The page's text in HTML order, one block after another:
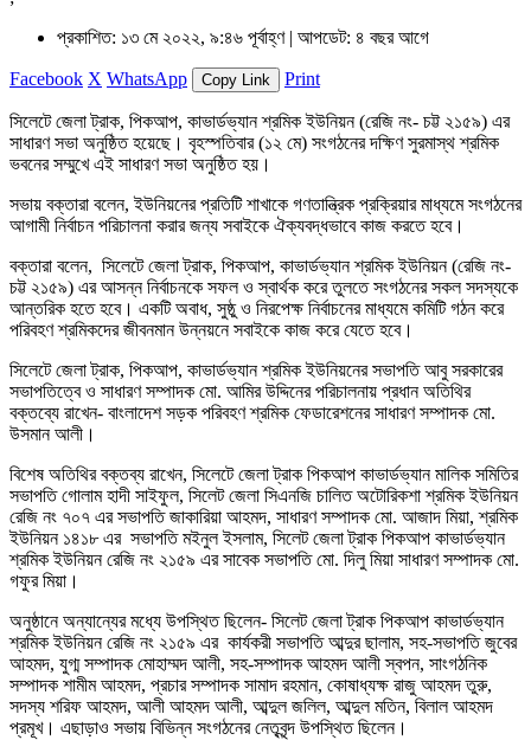
প্রকাশিত: ১৩ মে ২০২২, ৯:৪৬ পূর্বাহ্ণ | আপডেট: ৪ বছর আগে
Facebook X WhatsApp Copy Link Print
সিলেটে জেলা ট্রাক, পিকআপ, কাভার্ডভ্যান শ্রমিক ইউনিয়ন (রেজি নং- চট্ট ২১৫৯) এর
সাধারণ সভা অনুষ্ঠিত হয়েছে। বৃহস্পতিবার (১২ মে) সংগঠনের দক্ষিণ সুরমাস্থ শ্রমিক
ভবনের সম্মুখে এই সাধারণ সভা অনুষ্ঠিত হয়।
সভায় বক্তারা বলেন, ইউনিয়নের প্রতিটি শাখাকে গণতান্ত্রিক প্রক্রিয়ার মাধ্যমে সংগঠনের
আগামী নির্বাচন পরিচালনা করার জন্য সবাইকে ঐক্যবদ্ধভাবে কাজ করতে হবে।
বক্তারা বলেন, সিলেটে জেলা ট্রাক, পিকআপ, কাভার্ডভ্যান শ্রমিক ইউনিয়ন (রেজি নং-
চট্ট ২১৫৯) এর আসন্ন নির্বাচনকে সফল ও স্বার্থক করে তুলতে সংগঠনের সকল সদস্যকে
আন্তরিক হতে হবে। একটি অবাধ, সুষ্ঠু ও নিরপেক্ষ নির্বাচনের মাধ্যমে কমিটি গঠন করে
পরিবহণ শ্রমিকদের জীবনমান উন্নয়নে সবাইকে কাজ করে যেতে হবে।
সিলেটে জেলা ট্রাক, পিকআপ, কাভার্ডভ্যান শ্রমিক ইউনিয়নের সভাপতি আবু সরকারের
সভাপতিত্বে ও সাধারণ সম্পাদক মো. আমির উদ্দিনের পরিচালনায় প্রধান অতিথির
বক্তব্যে রাখেন- বাংলাদেশ সড়ক পরিবহণ শ্রমিক ফেডারেশনের সাধারণ সম্পাদক মো.
উসমান আলী।
বিশেষ অতিথির বক্তব্য রাখেন, সিলেটে জেলা ট্রাক পিকআপ কাভার্ডভ্যান মালিক সমিতির
সভাপতি গোলাম হাদী সাইফুল, সিলেট জেলা সিএনজি চালিত অটোরিকশা শ্রমিক ইউনিয়ন
রেজি নং ৭০৭ এর সভাপতি জাকারিয়া আহমদ, সাধারণ সম্পাদক মো. আজাদ মিয়া, শ্রমিক
ইউনিয়ন ১৪১৮ এর সভাপতি মইনুল ইসলাম, সিলেট জেলা ট্রাক পিকআপ কাভার্ডভ্যান
শ্রমিক ইউনিয়ন রেজি নং ২১৫৯ এর সাবেক সভাপতি মো. দিলু মিয়া সাধারণ সম্পাদক মো.
গফুর মিয়া।
অনুষ্ঠানে অন্যান্যের মধ্যে উপস্থিত ছিলেন- সিলেট জেলা ট্রাক পিকআপ কাভার্ডভ্যান
শ্রমিক ইউনিয়ন রেজি নং ২১৫৯ এর কার্যকরী সভাপতি আব্দুর ছালাম, সহ-সভাপতি জুবের
আহমদ, যুগ্ম সম্পাদক মোহাম্মদ আলী, সহ-সম্পাদক আহমদ আলী স্বপন, সাংগঠনিক
সম্পাদক শামীম আহমদ, প্রচার সম্পাদক সামাদ রহমান, কোষাধ্যক্ষ রাজু আহমদ তুরু,
সদস্য শরিফ আহমদ, আলী আহমদ আলী, আব্দুল জলিল, আব্দুল মতিন, বিলাল আহমদ
প্রমূখ। এছাড়াও সভায় বিভিন্ন সংগঠনের নেতৃবৃন্দ উপস্থিত ছিলেন।